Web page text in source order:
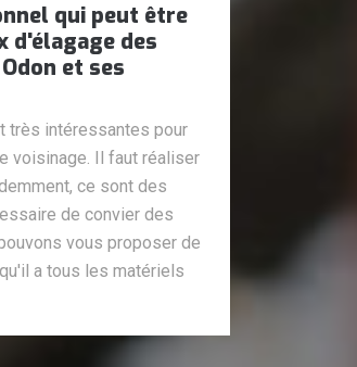
qui peut être
d'élagage des
et ses
très intéressantes pour
voisinage. Il faut réaliser
ce sont des
de convier des
vous proposer de
a tous les matériels